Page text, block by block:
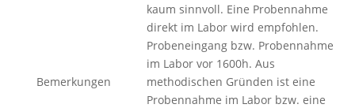
Bemerkungen
kaum sinnvoll. Eine Probennahme
direkt im Labor wird empfohlen.
Probeneingang bzw. Probennahme
im Labor vor 1600h. Aus
methodischen Gründen ist eine
Probennahme im Labor bzw. eine